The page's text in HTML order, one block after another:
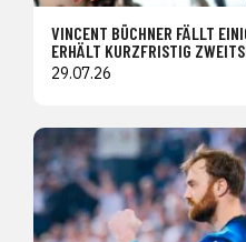
VINCENT BÜCHNER FÄLLT
ERHÄLT KURZFRISTIG
29.07.26